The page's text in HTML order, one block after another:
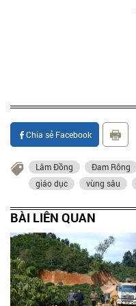
Chia sẻ Facebook
Lâm Đồng Đam Rông
giáo dục
vùng sâu
BÀI LIÊN QUAN